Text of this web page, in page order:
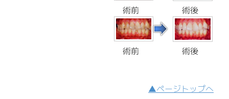
術前 術後
術前 術後
▲ページトップへ